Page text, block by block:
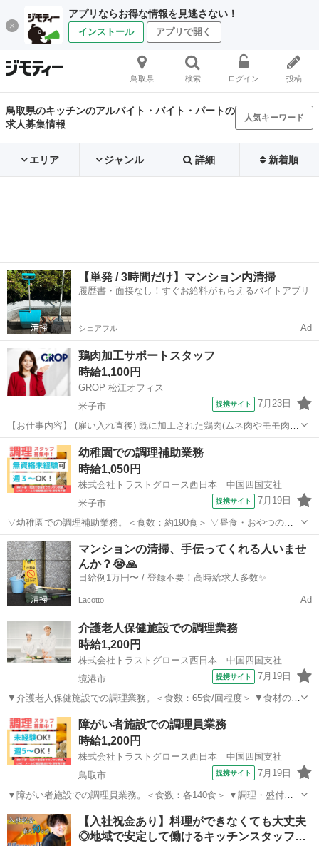
アプリならお得な情報を見逃さない！
インストール アプリで開く
鳥取県 検索 ログイン 投稿
鳥取県のキッチンのアルバイト・バイト・パートの
求人募集情報
人気キーワード
エリア ジャンル 詳細 新着順
【単発 / 3時間だけ】マンション内清掃
履歴書・面接なし！すぐお給料がもらえるバイトアプリ
シェアフル Ad
鶏肉加工サポートスタッフ
時給1,100円
GROP 松江オフィス
米子市
提携サイト 7月23日
【お仕事内容】 (雇い入れ直後) 既に加工された鶏肉(ムネ肉やモモ肉)
の不要な部分のカット業務をお願いいたします。 もし部分的に見落と
しがあっても大丈夫です。 後ろで同じ作業を行っている他のスタッフ
が対応しますので、心配無用...
鳥取 米子市 キッチン
幼稚園での調理補助業務
時給1,050円
株式会社トラストグロース西日本 中国四国支社
米子市
提携サイト 7月19日
▽幼稚園での調理補助業務。＜食数：約190食＞ ▽昼食・おやつの刻
み、盛付け、食器洗浄、清掃 等。 ▽制服：貸与あり。 ●20代-60代女
性スタッフ活躍中。 【必須資格・条件】 ◇不問 ※お仕事No.CS-
6644A ...
鳥取 米子市
マンションの清掃、手伝ってくれる人いませ
んか？😭🙏
日給例1万円〜 / 登録不要！高時給求人多数✨
Lacotto Ad
介護老人保健施設での調理業務
時給1,200円
株式会社トラストグロース西日本 中国四国支社
境港市
提携サイト 7月19日
▼介護老人保健施設での調理業務。＜食数：65食/回程度＞ ▼食材の調
理、仕込み、刻み、盛付け、配膳・下膳、食器洗浄、清掃 等。 ▼制
服：貸与あり。 ※採用後、入職前に健康診断・検便の提出必須。 〇屋
外喫煙所有り。 〇20代...
鳥取 境港市 キッチン
障がい者施設での調理員業務
時給1,200円
株式会社トラストグロース西日本 中国四国支社
鳥取市
提携サイト 7月19日
▼障がい者施設での調理員業務。＜食数：各140食＞ ▼調理・盛付
け・食器洗浄 等。 ※食器洗浄：業務用ベルトコンベア式食器洗浄機
使用。 ▼制服：貸与あり。 〇20代-60代職員活躍中。 【必須資格・条
件】 ◇不問 ※お...
鳥取 鳥取市 キッチン
【入社祝金あり】料理ができなくても大丈夫
◎地域で安定して働けるキッチンスタッフ…